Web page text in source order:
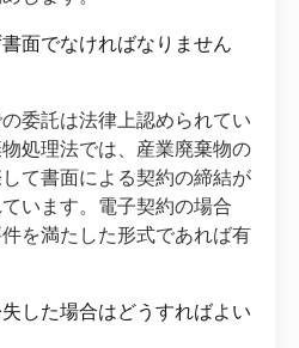
面でなければなりません
委託は法律上認められてい
処理法では、産業廃棄物の
て書面による契約の締結が
います。電子契約の場合
を満たした形式であれば有
した場合はどうすればよい